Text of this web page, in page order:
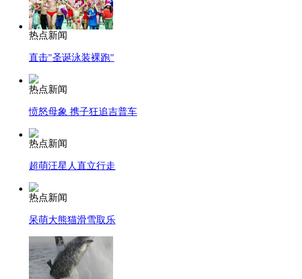
热点新闻
直击"圣诞泳装裸跑"
热点新闻
愤怒母象 携子狂追吉普车
热点新闻
超萌汪星人直立行走
热点新闻
呆萌大熊猫滑雪取乐